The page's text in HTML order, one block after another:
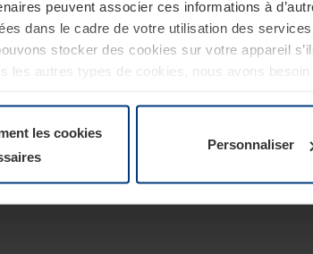
peuvent associer ces informations à
dans le cadre de votre utilisation des
stocker des cookies sur votre appareil
les autres types de cookies, nous avons
les cookies
Personnaliser